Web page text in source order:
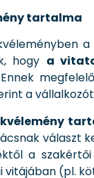
tartalma
hogy a
a
választ
a
vitájában (pl.